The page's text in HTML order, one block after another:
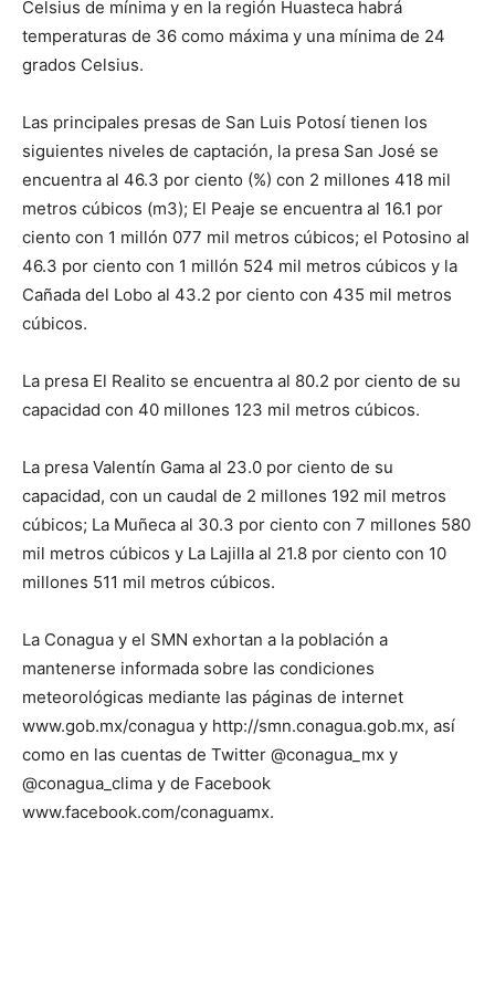
Celsius de mínima y en la región Huasteca habrá
temperaturas de 36 como máxima y una mínima de 24
grados Celsius.
Las principales presas de San Luis Potosí tienen los
siguientes niveles de captación, la presa San José se
encuentra al 46.3 por ciento (%) con 2 millones 418 mil
metros cúbicos (m3); El Peaje se encuentra al 16.1 por
ciento con 1 millón 077 mil metros cúbicos; el Potosino al
46.3 por ciento con 1 millón 524 mil metros cúbicos y la
Cañada del Lobo al 43.2 por ciento con 435 mil metros
cúbicos.
La presa El Realito se encuentra al 80.2 por ciento de su
capacidad con 40 millones 123 mil metros cúbicos.
La presa Valentín Gama al 23.0 por ciento de su
capacidad, con un caudal de 2 millones 192 mil metros
cúbicos; La Muñeca al 30.3 por ciento con 7 millones 580
mil metros cúbicos y La Lajilla al 21.8 por ciento con 10
millones 511 mil metros cúbicos.
La Conagua y el SMN exhortan a la población a
mantenerse informada sobre las condiciones
meteorológicas mediante las páginas de internet
www.gob.mx/conagua y http://smn.conagua.gob.mx, así
como en las cuentas de Twitter @conagua_mx y
@conagua_clima y de Facebook
www.facebook.com/conaguamx.